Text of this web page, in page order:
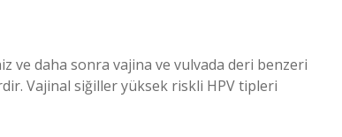
ve daha sonra vajina ve vulvada deri benzeri
Vajinal siğiller yüksek riskli HPV tipleri